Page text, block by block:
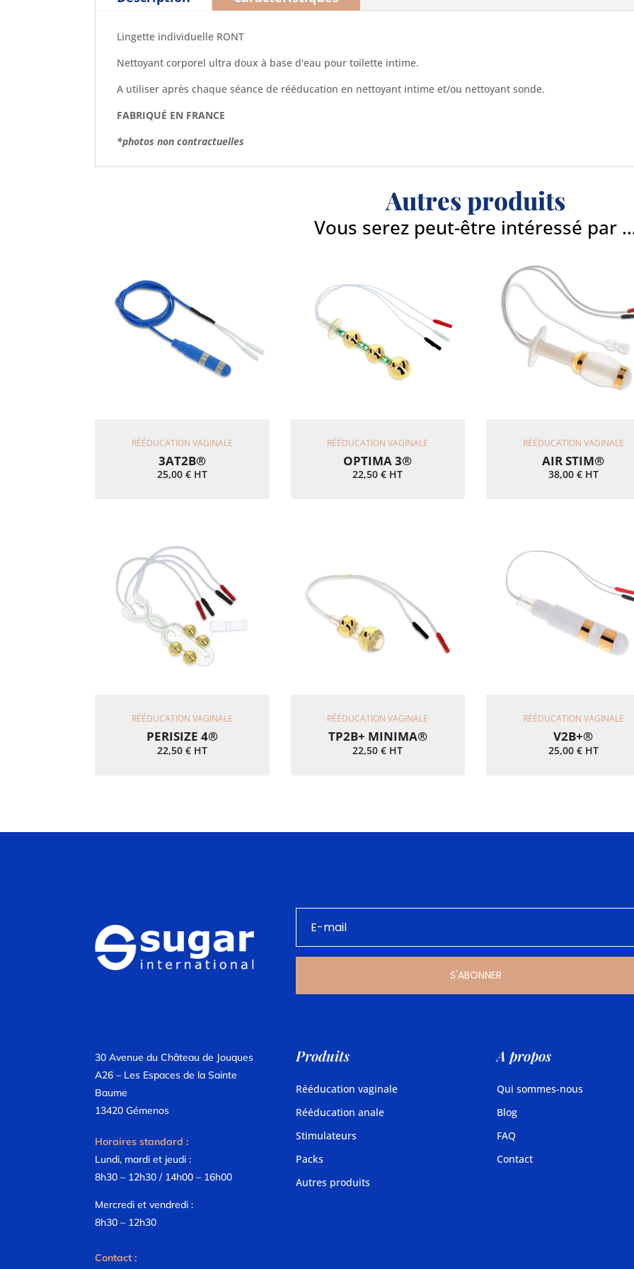
Lingette individuelle RONT
Nettoyant corporel ultra doux à base d'eau pour toilette intime.
A utiliser après chaque séance de rééducation en nettoyant intime et/ou nettoyant sonde.
FABRIQUÉ EN FRANCE
*photos non contractuelles
Autres produits
Vous serez peut-être intéressé par
Ajouter Au Panier
RÉÉDUCATION VAGINALE
3AT2B®
25,00€ HT
Ajouter Au Panier
RÉÉDUCATION VAGINALE
OPTIMA 3®
22,50€ HT
Ajouter Au Panier
RÉÉDUCATION VAGINALE
AIR STIM®
38,00 € HT
Ajouter Au Panier
RÉÉDUCATION VAGINALE
PERISIZE 4®
22,50€ HT
Ajouter Au Panier
RÉÉDUCATION VAGINALE
TP2B+ MINIMA®
22,50€ HT
Ajouter Au Panier
RÉÉDUCATION VAGINALE
V2B+®
25,00 € HT
S'ABONNER
30 Avenue du Château de Jouques
A26 – Les Espaces de la Sainte
Baume
13420 Gémenos
Horaires standard :
Lundi, mardi et jeudi :
8h30 – 12h30 / 14h00 – 16h00
Mercredi et vendredi :
8h30 – 12h30
Contact :
Produits
Rééducation vaginale
Rééducation anale
Stimulateurs
Packs
Autres produits
A propos
Qui sommes-nous
Blog
FAQ
Contact